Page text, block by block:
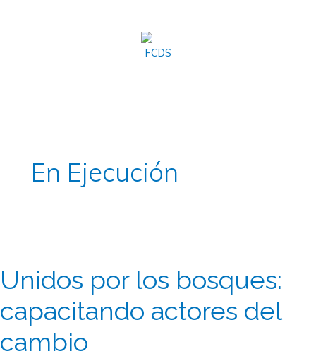
En Ejecución
Unidos por los bosques:
capacitando actores del
cambio
capacitando
del